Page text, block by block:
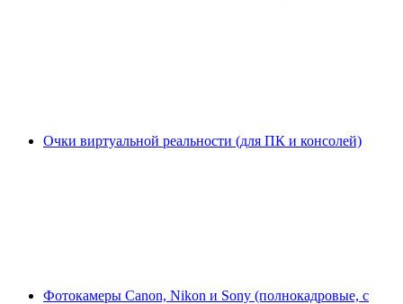
Очки виртуальной реальности (для ПК и консолей)
Фотокамеры Canon, Nikon и Sony (полнокадровые, с